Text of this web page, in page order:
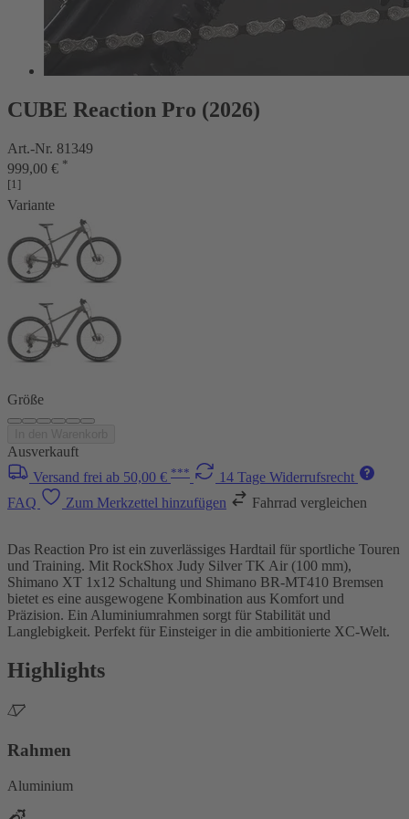
CUBE Reaction Pro (2026)
Art.-Nr. 81349
999,00 € *
[1]
Variante
Größe
Ausverkauft
Versand frei ab 50,00 € ***
14 Tage Widerrufsrecht
FAQ
Zum Merkzettel hinzufügen Fahrrad vergleichen
Das Reaction Pro ist ein zuverlässiges Hardtail für sportliche Touren
und Training. Mit RockShox Judy Silver TK Air (100 mm),
Shimano XT 1x12 Schaltung und Shimano BR-MT410 Bremsen
bietet es eine ausgewogene Kombination aus Komfort und
Präzision. Ein Aluminiumrahmen sorgt für Stabilität und
Langlebigkeit. Perfekt für Einsteiger in die ambitionierte XC-Welt.
Highlights
Rahmen
Aluminium